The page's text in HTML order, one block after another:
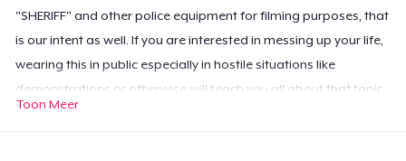
"SHERIFF" and other police equipment for filming purposes, that
is our intent as well. If you are interested in messing up your life,
wearing this in public especially in hostile situations like
demonstrations or otherwise will teach you all about that topic
very quickly. We recommend: Don't.
Toon Meer